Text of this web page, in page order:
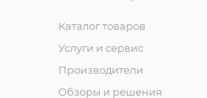
Каталог товаров
Услуги и сервис
Производители
Обзоры и решения